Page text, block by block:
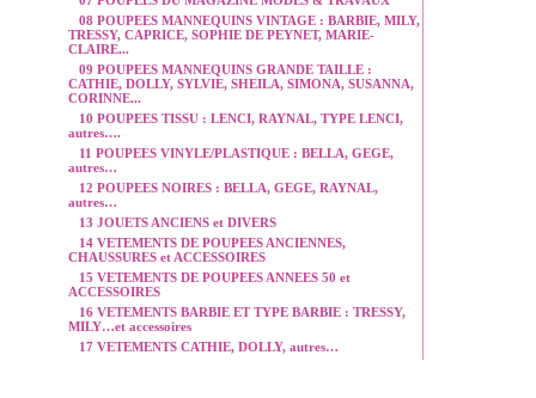
08 POUPEES MANNEQUINS VINTAGE : BARBIE, MILY,
TRESSY, CAPRICE, SOPHIE DE PEYNET, MARIE-
CLAIRE...
09 POUPEES MANNEQUINS GRANDE TAILLE :
CATHIE, DOLLY, SYLVIE, SHEILA, SIMONA, SUSANNA,
CORINNE...
10 POUPEES TISSU : LENCI, RAYNAL, TYPE LENCI,
autres….
11 POUPEES VINYLE/PLASTIQUE : BELLA, GEGE,
autres…
12 POUPEES NOIRES : BELLA, GEGE, RAYNAL,
autres…
13 JOUETS ANCIENS et DIVERS
14 VETEMENTS DE POUPEES ANCIENNES,
CHAUSSURES et ACCESSOIRES
15 VETEMENTS DE POUPEES ANNEES 50 et
ACCESSOIRES
16 VETEMENTS BARBIE ET TYPE BARBIE : TRESSY,
MILY…et accessoires
17 VETEMENTS CATHIE, DOLLY, autres…